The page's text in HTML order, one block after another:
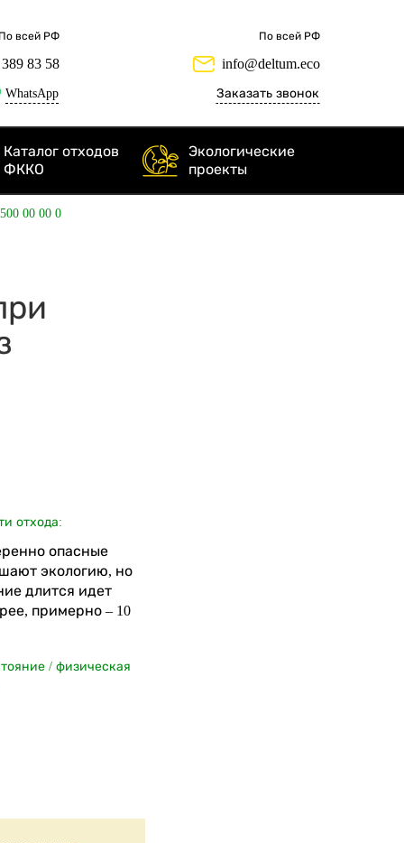
По всей РФ
83 58
WhatsApp
По всей РФ
info@deltum.eco
Заказать звонок
Каталог отходов
ФККО
Экологические
проекты
00 00 0
отхода:
опасные
экологию, но
длится идет
примерно – 10
/ физическая